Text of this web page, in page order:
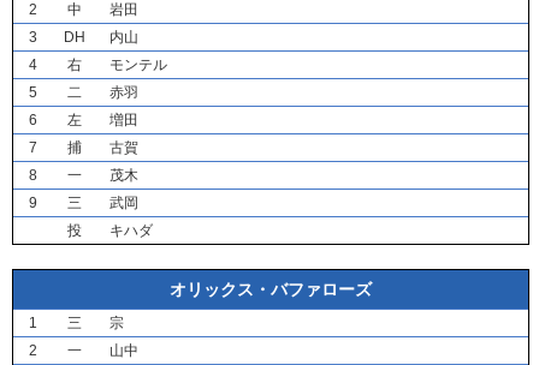
2
中
岩田
3
DH
内山
4
右
モンテル
5
二
赤羽
6
左
増田
7
捕
古賀
8
一
茂木
9
三
武岡
投
キハダ
オリックス・バファローズ
1 三
宗
2
一
山中